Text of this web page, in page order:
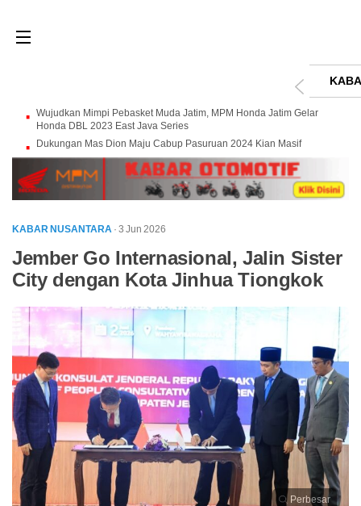
Wujudkan Mimpi Pebasket Muda Jatim, MPM Honda Jatim Gelar
Honda DBL 2023 East Java Series
Dukungan Mas Dion Maju Cabup Pasuruan 2024 Kian Masif
KABAR NUSANTARA · 3 Jun 2026
Jember Go Internasional, Jalin Sister
City dengan Kota Jinhua Tiongkok
Perbesar